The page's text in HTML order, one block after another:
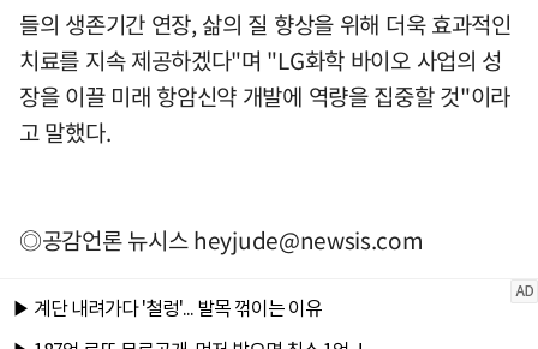
들의 생존기간 연장, 삶의 질 향상을 위해 더욱 효과적인
치료를 지속 제공하겠다"며 "LG화학 바이오 사업의 성
장을 이끌 미래 항암신약 개발에 역량을 집중할 것"이라
고 말했다.
◎공감언론 뉴시스heyjude@newsis.com